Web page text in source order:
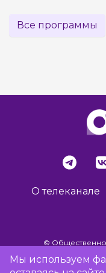
Все программы
О телеканале
©
Мы используем